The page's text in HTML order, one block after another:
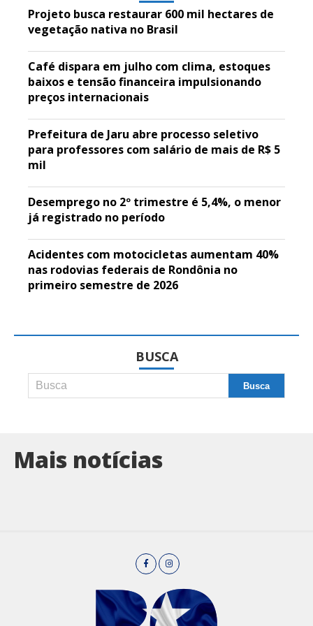
Projeto busca restaurar 600 mil hectares de
vegetação nativa no Brasil
Café dispara em julho com clima, estoques
baixos e tensão financeira impulsionando
preços internacionais
Prefeitura de Jaru abre processo seletivo
para professores com salário de mais de R$ 5
mil
Desemprego no 2º trimestre é 5,4%, o menor
já registrado no período
Acidentes com motocicletas aumentam 40%
nas rodovias federais de Rondônia no
primeiro semestre de 2026
BUSCA
Mais notícias